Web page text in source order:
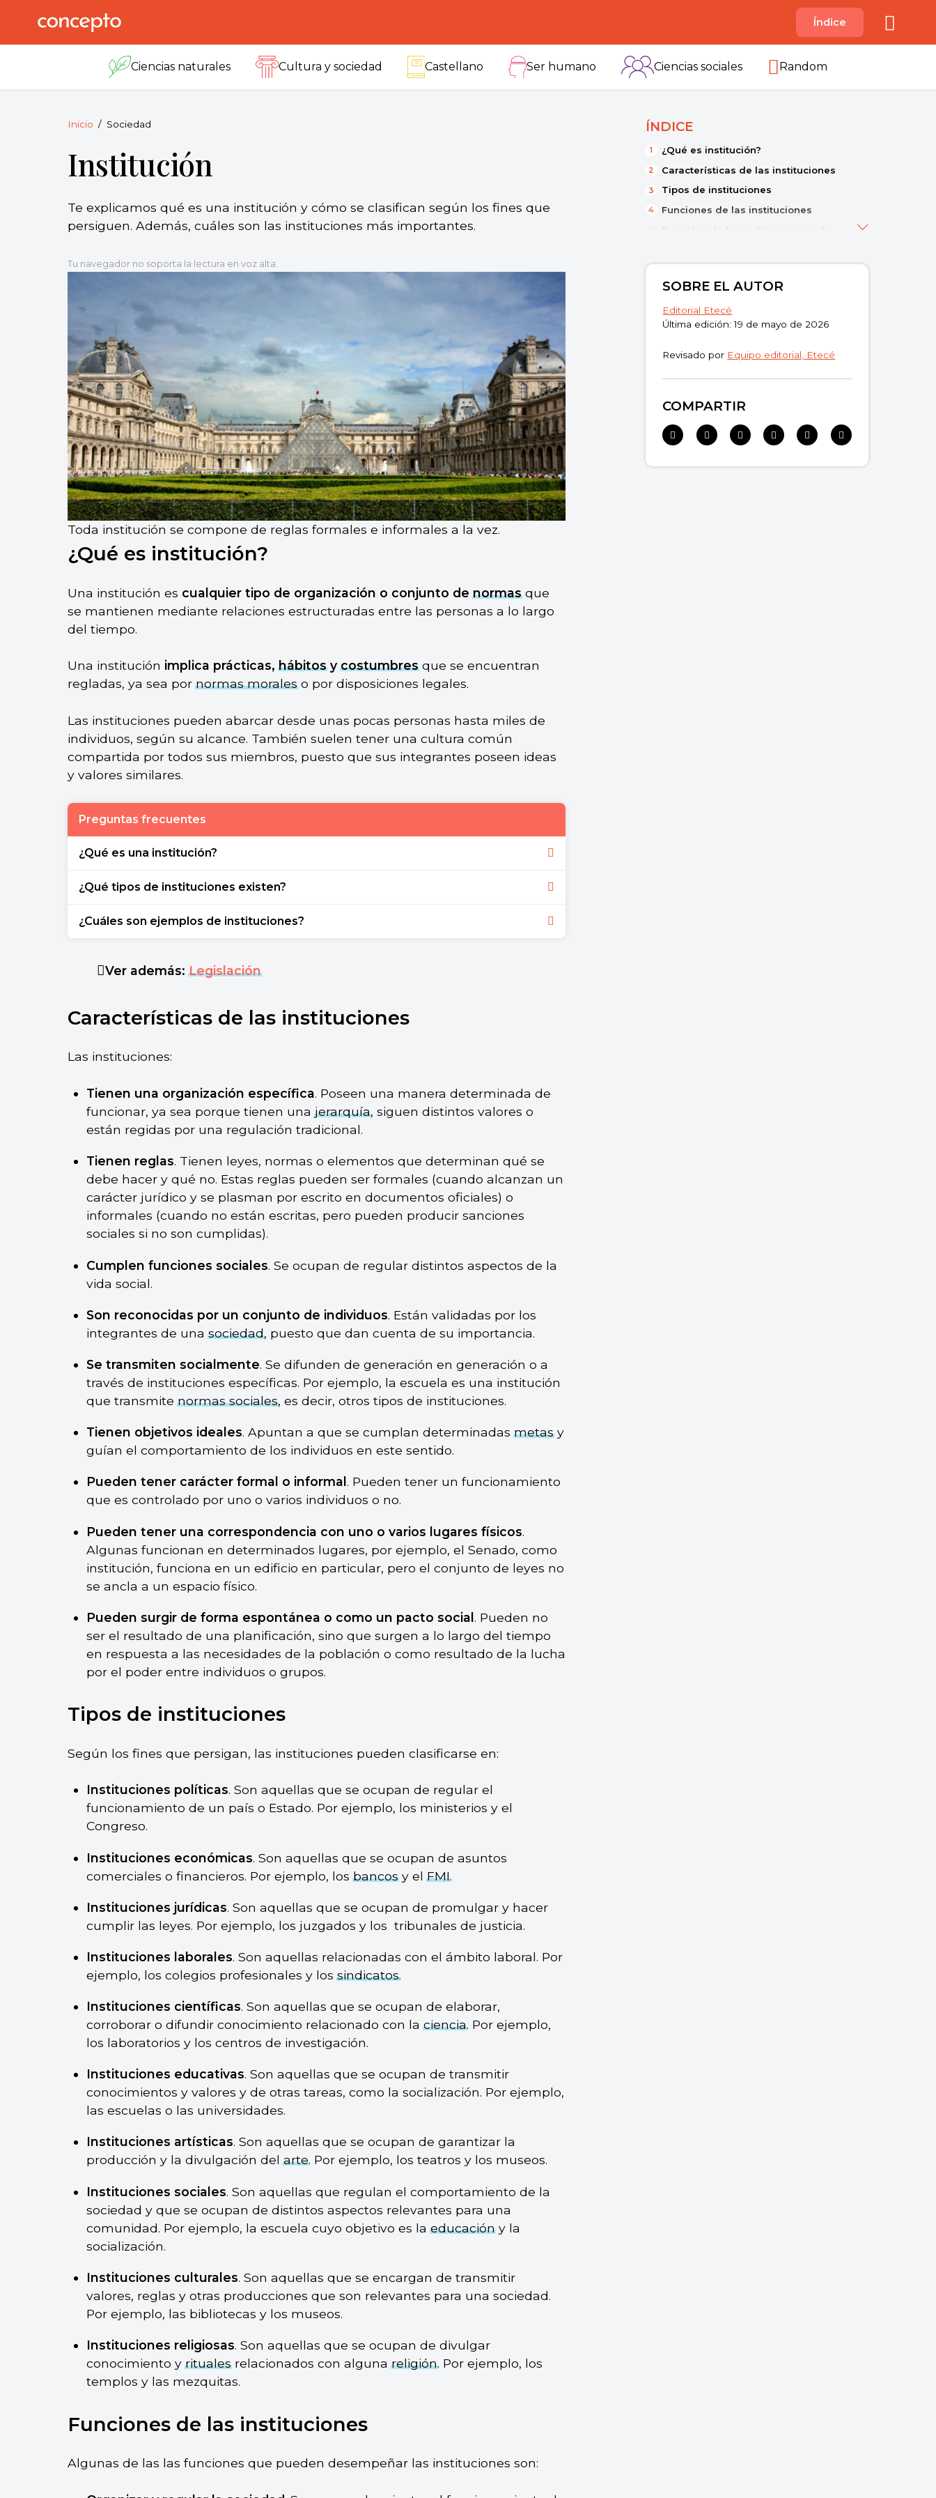
reservados.
B C
Índice
Ciencias naturales Cultura y sociedad Castellano Ser humano Ciencias sociales Random
Inicio Sociedad
Institución
Te explicamos qué es una institución y cómo se clasifican según los fines que
persiguen. Además, cuáles son las instituciones más importantes.
Tu navegador no soporta la lectura en voz alta.
Toda institución se compone de reglas formales e informales a la vez.
¿Qué es institución?
Una institución es cualquier tipo de organización o conjunto denormasque
se mantienen mediante relaciones estructuradas entre las personas a lo largo
del tiempo.
Una institución implica prácticas,hábitosycostumbresque se encuentran
regladas, ya sea pornormas moraleso por disposiciones legales.
Las instituciones pueden abarcar desde unas pocas personas hasta miles de
individuos, según su alcance. También suelen tener una cultura común
compartida por todos sus miembros, puesto que sus integrantes poseen ideas
y valores similares.
Preguntas frecuentes
¿Qué es una institución?
estructuradas entre las personas de una sociedad.
¿Qué tipos de instituciones existen?
científicas, las educativas, las artísticas, las sociales, las culturales y las religiosas.
¿Cuáles son ejemplos de instituciones?
Ver además:Legislación
Características de las instituciones
Las instituciones:
Tienen una organización específica. Poseen una manera determinada de
funcionar, ya sea porque tienen unajerarquía, siguen distintos valores o
están regidas por una regulación tradicional.
Tienen reglas. Tienen leyes, normas o elementos que determinan qué se
debe hacer y qué no. Estas reglas pueden ser formales (cuando alcanzan un
carácter jurídico y se plasman por escrito en documentos oficiales) o
informales (cuando no están escritas, pero pueden producir sanciones
sociales si no son cumplidas).
Cumplen funciones sociales. Se ocupan de regular distintos aspectos de la
vida social.
Son reconocidas por un conjunto de individuos. Están validadas por los
integrantes de unasociedad, puesto que dan cuenta de su importancia.
Se transmiten socialmente. Se difunden de generación en generación o a
través de instituciones específicas. Por ejemplo, la escuela es una institución
que transmitenormas sociales, es decir, otros tipos de instituciones.
Tienen objetivos ideales. Apuntan a que se cumplan determinadasmetasy
guían el comportamiento de los individuos en este sentido.
Pueden tener carácter formal o informal . Pueden tener un funcionamiento
que es controlado por uno o varios individuos o no.
Pueden tener una correspondencia con uno o varios lugares físicos.
Algunas funcionan en determinados lugares, por ejemplo, el Senado, como
institución, funciona en un edificio en particular, pero el conjunto de leyes no
se ancla a un espacio físico.
Pueden surgir de forma espontánea o como un pacto social. Pueden no
ser el resultado de una planificación, sino que surgen a lo largo del tiempo
en respuesta a las necesidades de la población o como resultado de la lucha
por el poder entre individuos o grupos.
Tipos de instituciones
Según los fines que persigan, las instituciones pueden clasificarse en:
Instituciones políticas. Son aquellas que se ocupan de regular el
funcionamiento de un país o Estado. Por ejemplo, los ministerios y el
Congreso.
Instituciones económicas. Son aquellas que se ocupan de asuntos
comerciales o financieros. Por ejemplo, losbancosy elFMI.
Instituciones jurídicas. Son aquellas que se ocupan de promulgar y hacer
cumplir las leyes. Por ejemplo, los juzgados y los tribunales de justicia.
Instituciones laborales. Son aquellas relacionadas con el ámbito laboral. Por
ejemplo, los colegios profesionales y lossindicatos.
Instituciones científicas. Son aquellas que se ocupan de elaborar,
corroborar o difundir conocimiento relacionado con laciencia. Por ejemplo,
los laboratorios y los centros de investigación.
Instituciones educativas. Son aquellas que se ocupan de transmitir
conocimientos y valores y de otras tareas, como la socialización. Por ejemplo,
las escuelas o las universidades.
Instituciones artísticas. Son aquellas que se ocupan de garantizar la
producción y la divulgación delarte. Por ejemplo, los teatros y los museos.
Instituciones sociales. Son aquellas que regulan el comportamiento de la
sociedad y que se ocupan de distintos aspectos relevantes para una
comunidad. Por ejemplo, la escuela cuyo objetivo es laeducacióny la
socialización.
Instituciones culturales. Son aquellas que se encargan de transmitir
valores, reglas y otras producciones que son relevantes para una sociedad.
Por ejemplo, las bibliotecas y los museos.
Instituciones religiosas. Son aquellas que se ocupan de divulgar
conocimiento yritualesrelacionados con algunareligión. Por ejemplo, los
templos y las mezquitas.
Funciones de las instituciones
Algunas de las las funciones que pueden desempeñar las instituciones son:
ÍNDICE
¿Qué es institución?
Características de las instituciones
Tipos de instituciones
Funciones de las instituciones
Ejemplos de las instituciones más
SOBRE EL AUTOR
Editorial Etecé
Última edición: 19 de mayo de 2026
Revisado por Equipo editorial, Etecé
COMPARTIR